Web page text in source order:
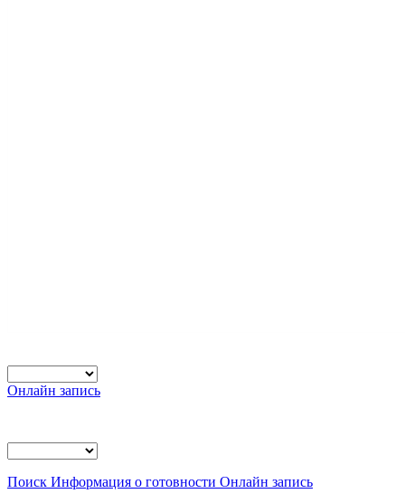
Онлайн запись
Поиск Информация о готовности Онлайн запись